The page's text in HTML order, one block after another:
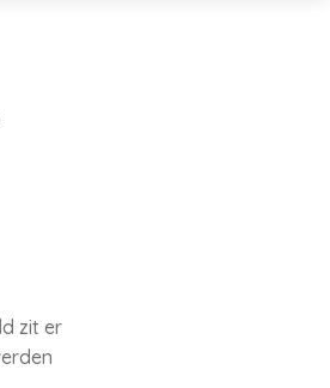
zit er